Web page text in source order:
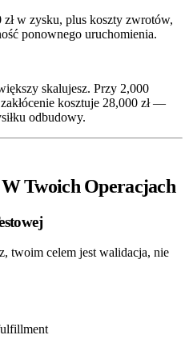
zł w zysku, plus koszty zwrotów,
ponownego uruchomienia.
skalujesz. Przy 2,000
kosztuje 28,000 zł —
odbudowy.
Twoich Operacjach
twoim celem jest walidacja, nie